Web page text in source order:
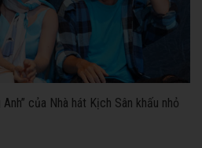
của Nhà hát Kịch Sân khấu nhỏ